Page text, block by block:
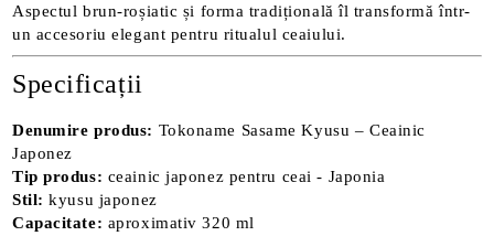
Aspectul brun-roșiatic și forma tradițională îl transformă într-
un accesoriu elegant pentru ritualul ceaiului.
Specificații
Denumire produs: Tokoname Sasame Kyusu – Ceainic
Japonez
Tip produs: ceainic japonez pentru ceai - Japonia
Stil: kyusu japonez
Capacitate: aproximativ 320 ml